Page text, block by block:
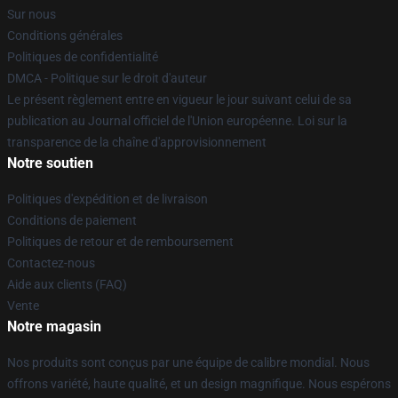
Sur nous
Conditions générales
Politiques de confidentialité
DMCA - Politique sur le droit d'auteur
Le présent règlement entre en vigueur le jour suivant celui de sa
publication au Journal officiel de l'Union européenne. Loi sur la
transparence de la chaîne d'approvisionnement
Notre soutien
Politiques d'expédition et de livraison
Conditions de paiement
Politiques de retour et de remboursement
Contactez-nous
Aide aux clients (FAQ)
Vente
Notre magasin
Nos produits sont conçus par une équipe de calibre mondial. Nous
offrons variété, haute qualité, et un design magnifique. Nous espérons